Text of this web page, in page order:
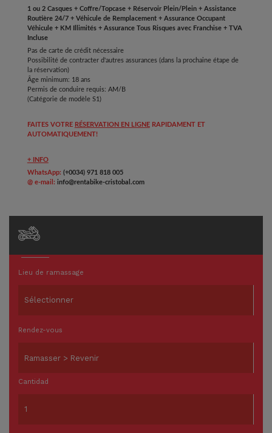
1 ou 2 Casques + Coffre/Topcase + Réservoir Plein/Plein + Assistance
Routière 24/7 + Véhicule de Remplacement + Assurance Occupant
Véhicule + KM Illimités + Assurance Tous Risques avec Franchise + TVA
Incluse
Pas de carte de crédit nécessaire
Possibilité de contracter d'autres assurances (dans la prochaine étape de
la réservation)
Âge minimum: 18 ans
Permis de conduire requis: AM/B
(Catégorie de modèle S1)
FAITES VOTRE RÉSERVATION EN LIGNERAPIDAMENT ET
AUTOMATIQUEMENT!
+ INFO
WhatsApp: (+0034) 971 818 005
@ e-mail: info@rentabike-cristobal.com
Lieu de ramassage
Rendez-vous
Cantidad